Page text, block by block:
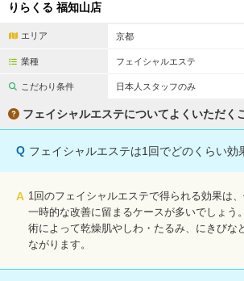
りらくる 福知山店
エリア 京都
業種 フェイシャルエステ
こだわり条件 日本人スタッフのみ
フェイシャルエステについてよくいただく
Q フェイシャルエステは1回でどのくらい効
A 1回のフェイシャルエステで得られる効果は
一時的な改善に留まるケースが多いでしょう
術によって乾燥肌やしわ・たるみ、にきびな
ながります。